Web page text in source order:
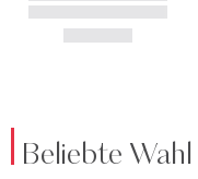
Beliebte Wahl